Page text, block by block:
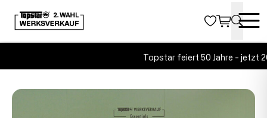
Topstar feiert 50 Jahre - jetzt